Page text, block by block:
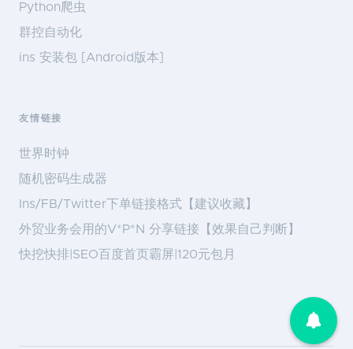
Python爬虫
群控自动化
ins 安装包 [Android版本]
友情链接
世界时钟
随机密码生成器
Ins/FB/Twitter下单链接格式【建议收藏】
外贸业务会用的V*P*N 分享链接【效果自己判断】
快挖快排|SEO百度首页霸屏|120元包月